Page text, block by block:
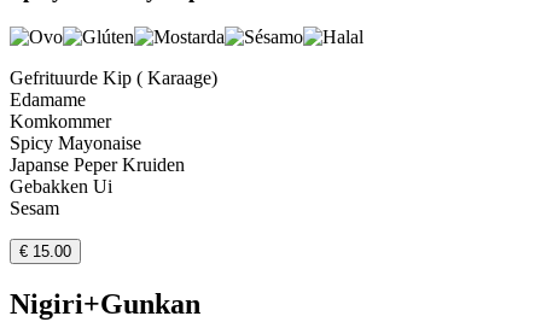
Gefrituurde Kip ( Karaage)
Edamame
Komkommer
Spicy Mayonaise
Japanse Peper Kruiden
Gebakken Ui
Sesam
€ 15.00
Nigiri+Gunkan